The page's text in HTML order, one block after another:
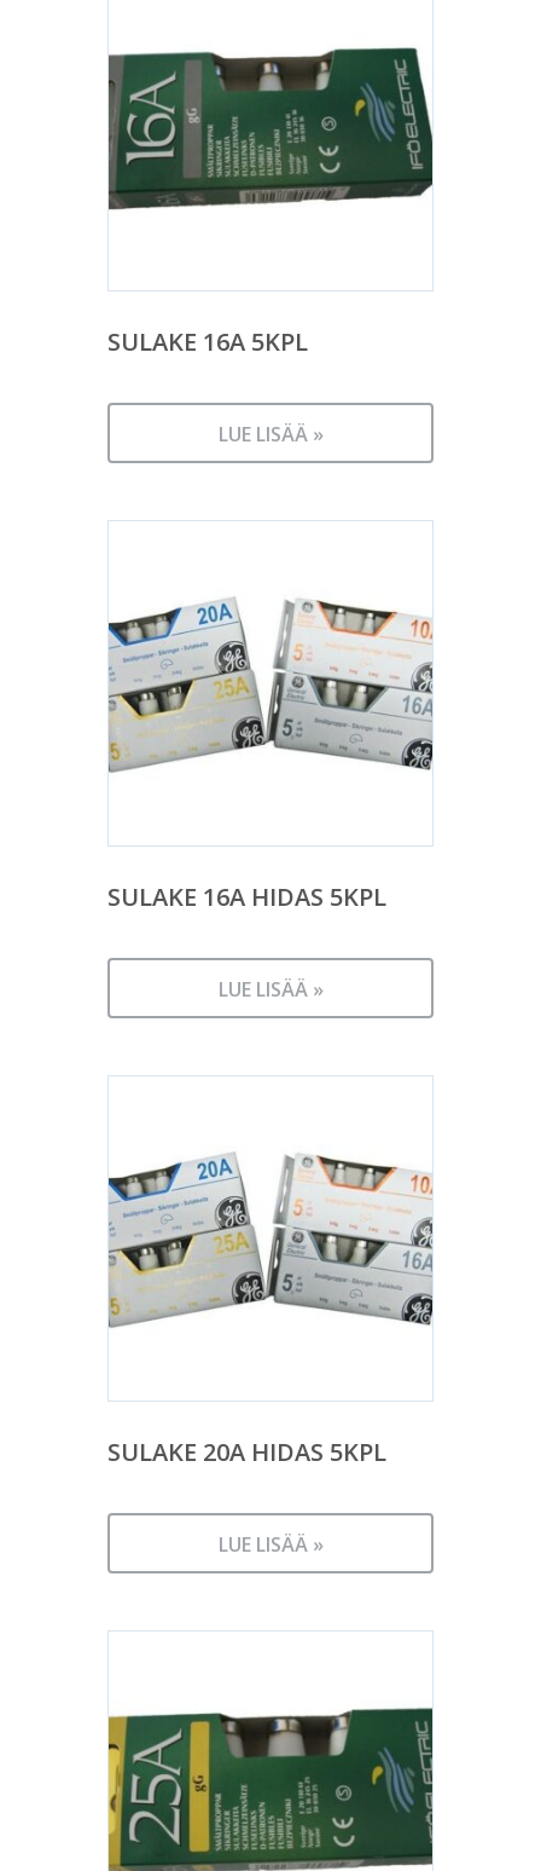
SULAKE 16A 5KPL
LUE LISÄÄ »
SULAKE 16A HIDAS 5KPL
LUE LISÄÄ »
SULAKE 20A HIDAS 5KPL
LUE LISÄÄ »